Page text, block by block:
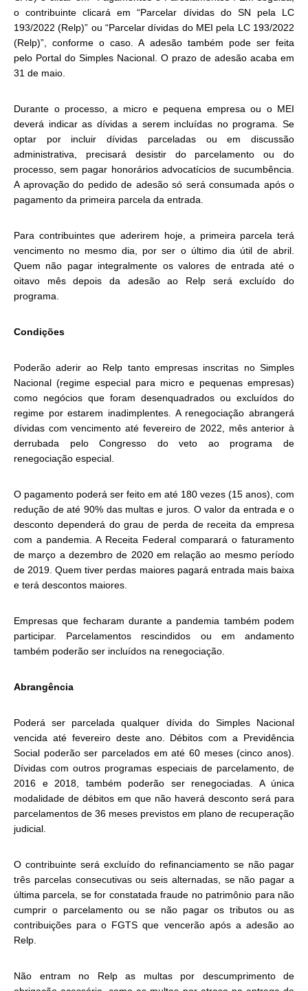
o contribuinte clicará em “Parcelar dívidas do SN pela LC
193/2022 (Relp)” ou “Parcelar dívidas do MEI pela LC 193/2022
(Relp)”, conforme o caso. A adesão também pode ser feita
pelo Portal do Simples Nacional . O prazo de adesão acaba em
31 de maio.
Durante o processo, a micro e pequena empresa ou o MEI
deverá indicar as dívidas a serem incluídas no programa. Se
optar por incluir dívidas parceladas ou em discussão
administrativa, precisará desistir do parcelamento ou do
processo, sem pagar honorários advocatícios de sucumbência.
A aprovação do pedido de adesão só será consumada após o
pagamento da primeira parcela da entrada.
Para contribuintes que aderirem hoje, a primeira parcela terá
vencimento no mesmo dia, por ser o último dia útil de abril.
Quem não pagar integralmente os valores de entrada até o
oitavo mês depois da adesão ao Relp será excluído do
programa.
Condições
Poderão aderir ao Relp tanto empresas inscritas no Simples
Nacional (regime especial para micro e pequenas empresas)
como negócios que foram desenquadrados ou excluídos do
regime por estarem inadimplentes. A renegociação abrangerá
dívidas com vencimento até fevereiro de 2022, mês anterior à
derrubada pelo Congresso do veto ao programa de
renegociação especial.
O pagamento poderá ser feito em até 180 vezes (15 anos), com
redução de até 90% das multas e juros. O valor da entrada e o
desconto dependerá do grau de perda de receita da empresa
com a pandemia. A Receita Federal comparará o faturamento
de março a dezembro de 2020 em relação ao mesmo período
de 2019. Quem tiver perdas maiores pagará entrada mais baixa
e terá descontos maiores.
Empresas que fecharam durante a pandemia também podem
participar. Parcelamentos rescindidos ou em andamento
também poderão ser incluídos na renegociação.
Abrangência
Poderá ser parcelada qualquer dívida do Simples Nacional
vencida até fevereiro deste ano. Débitos com a Previdência
Social poderão ser parcelados em até 60 meses (cinco anos).
Dívidas com outros programas especiais de parcelamento, de
2016 e 2018, também poderão ser renegociadas. A única
modalidade de débitos em que não haverá desconto será para
parcelamentos de 36 meses previstos em plano de recuperação
judicial.
O contribuinte será excluído do refinanciamento se não pagar
três parcelas consecutivas ou seis alternadas, se não pagar a
última parcela, se for constatada fraude no patrimônio para não
cumprir o parcelamento ou se não pagar os tributos ou as
contribuições para o FGTS que vencerão após a adesão ao
Relp.
Não entram no Relpas multas por descumprimento de